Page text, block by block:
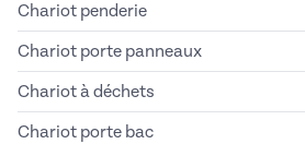
Chariot penderie
Chariot porte panneaux
Chariot à déchets
Chariot porte bac